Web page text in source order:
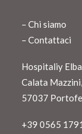
– Chi siamo
– Contattaci
Hospitaliy
Calata
57037
+39 0565